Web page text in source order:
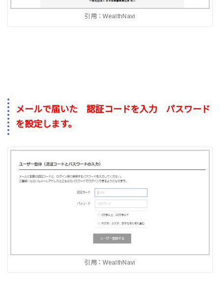
引用：WealthNavi
メールで届いた 認証コードを入力 パスワード
を設定します。
引用：WealthNavi